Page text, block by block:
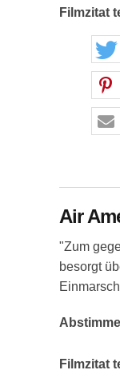
Filmzitat
Air
"Zum
besorgt
Filmzitat